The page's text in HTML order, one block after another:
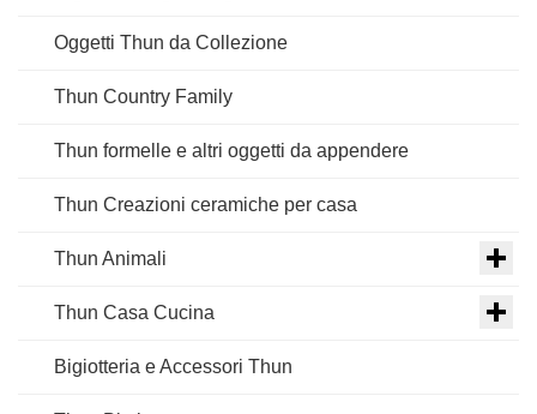
Oggetti Thun da Collezione
Thun Country Family
Thun formelle e altri oggetti da appendere
Thun Creazioni ceramiche per casa
Thun Animali
Thun Casa Cucina
Bigiotteria e Accessori Thun